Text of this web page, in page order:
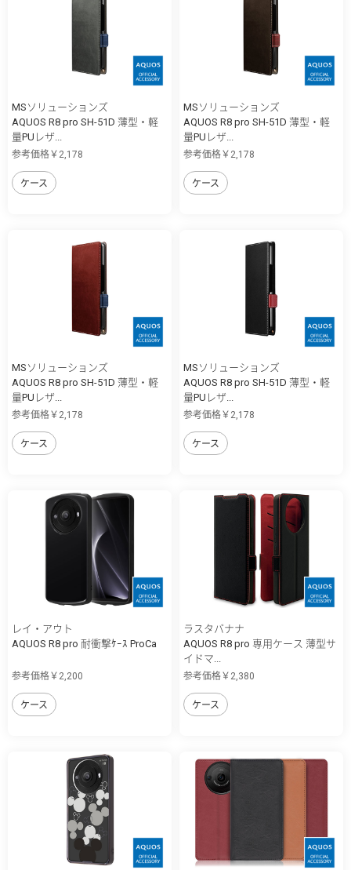
MSソリューションズ
AQUOS R8 pro SH-51D 薄型・軽
量PUレザ...
参考価格￥2,178
ケース
MSソリューションズ
AQUOS R8 pro SH-51D 薄型・軽
量PUレザ...
参考価格￥2,178
ケース
MSソリューションズ
AQUOS R8 pro SH-51D 薄型・軽
量PUレザ...
参考価格￥2,178
ケース
MSソリューションズ
AQUOS R8 pro SH-51D 薄型・軽
量PUレザ...
参考価格￥2,178
ケース
レイ・アウト
AQUOS R8 pro 耐衝撃ｹｰｽ ProCa
参考価格￥2,200
ケース
ラスタバナナ
AQUOS R8 pro 専用ケース 薄型サ
イドマ...
参考価格￥2,380
ケース